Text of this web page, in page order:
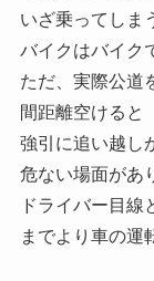
いざ乗ってしま
バイクはバイク
ただ、実際公道
間距離空けると
強引に追い越し
危ない場面があ
ドライバー目線
までより車の運